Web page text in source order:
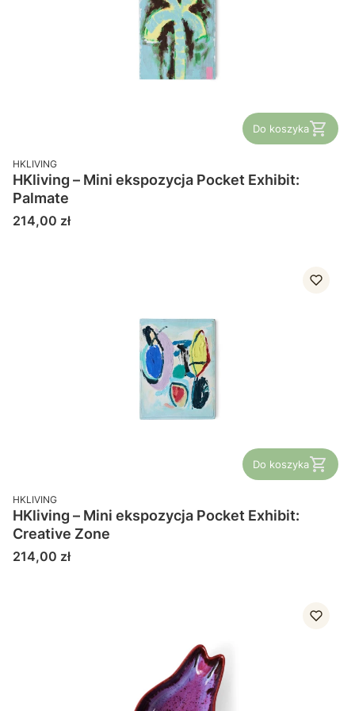
Do koszyka
PRODUCENT
HKLIVING
HKliving – Mini ekspozycja Pocket Exhibit:
Palmate
Cena
214,00 zł
Do koszyka
PRODUCENT
HKLIVING
HKliving – Mini ekspozycja Pocket Exhibit:
Creative Zone
Cena
214,00 zł